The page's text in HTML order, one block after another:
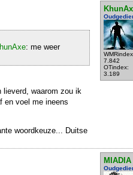
7.842
OTindex:
3.189
: me weer
lieverd, waarom zou ik
en voel me ineens
woordkeuze... Duitse
MIADIA